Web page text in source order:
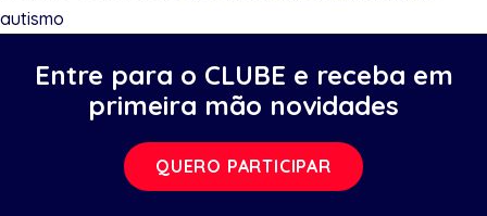
autismo
Entre para o CLUBE e receba em
primeira mão novidades
QUERO PARTICIPAR